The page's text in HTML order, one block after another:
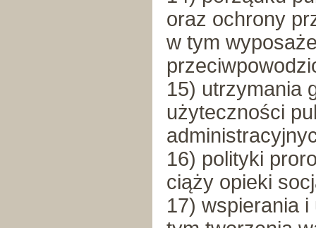
oraz ochrony
w tym
15) utrzymania
użyteczności
16) polityki
ciąży opieki
17) wspierania